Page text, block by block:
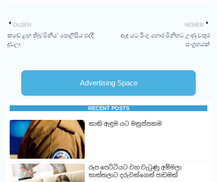
NEWER
ඇඳ යට රිංගු හොර මිනිහට උණු වතුර
සංග්‍රහයක්
OLDER
කඬේ ළඟ තිබූ‘මිනිය’ පොලිසිය එද්දී
දුවලා
Advertising Space
RECENT POSTS
කාකි ඇඳුම යට මනුස්සකම
රූප පෙට්ටියට වහ වැටුණු අම්මලා
තාත්තලාට දරුවන්ගෙන් පාඩමක්